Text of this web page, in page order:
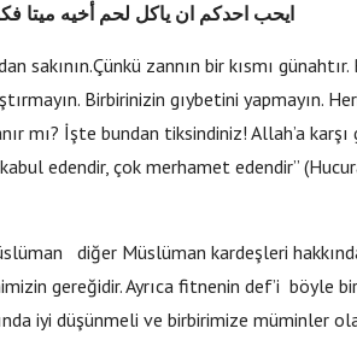
ايحب احدكم ان ياكل لحم أخيه ميتا
sakının.Çünkü zannın bir kısmı günahtır.
Birbirinizin gıybetini yapmayın.
mı? İşte bundan tiksindiniz! Allah’a
edendir, çok merhamet edendir”
diğer Müslüman kardeşleri
gereğidir. Ayrıca fitnenin def’i böyle
iyi düşünmeli ve birbirimize müminler